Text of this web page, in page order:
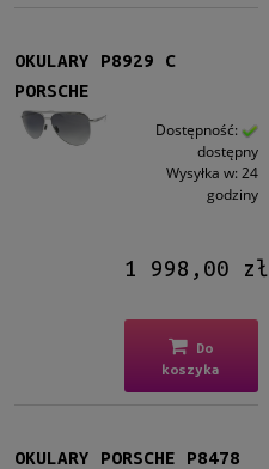
Srebrny
(2)
Kolor soczewki
Szary
Żyłka(1)
OKULARY P8929 C
PORSCHE
Dostępność:
dostępny
Wysyłka w: 24
godziny
1 998,00 zł
Do
koszyka
OKULARY PORSCHE P8478